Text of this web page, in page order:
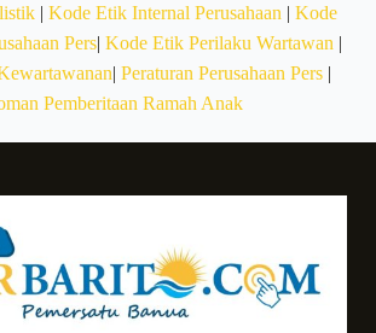
| Kode Etik Internal Perusahaan | Kode
Pers| Kode Etik Perilaku Wartawan |
| Peraturan Perusahaan Pers|
Pemberitaan Ramah Anak